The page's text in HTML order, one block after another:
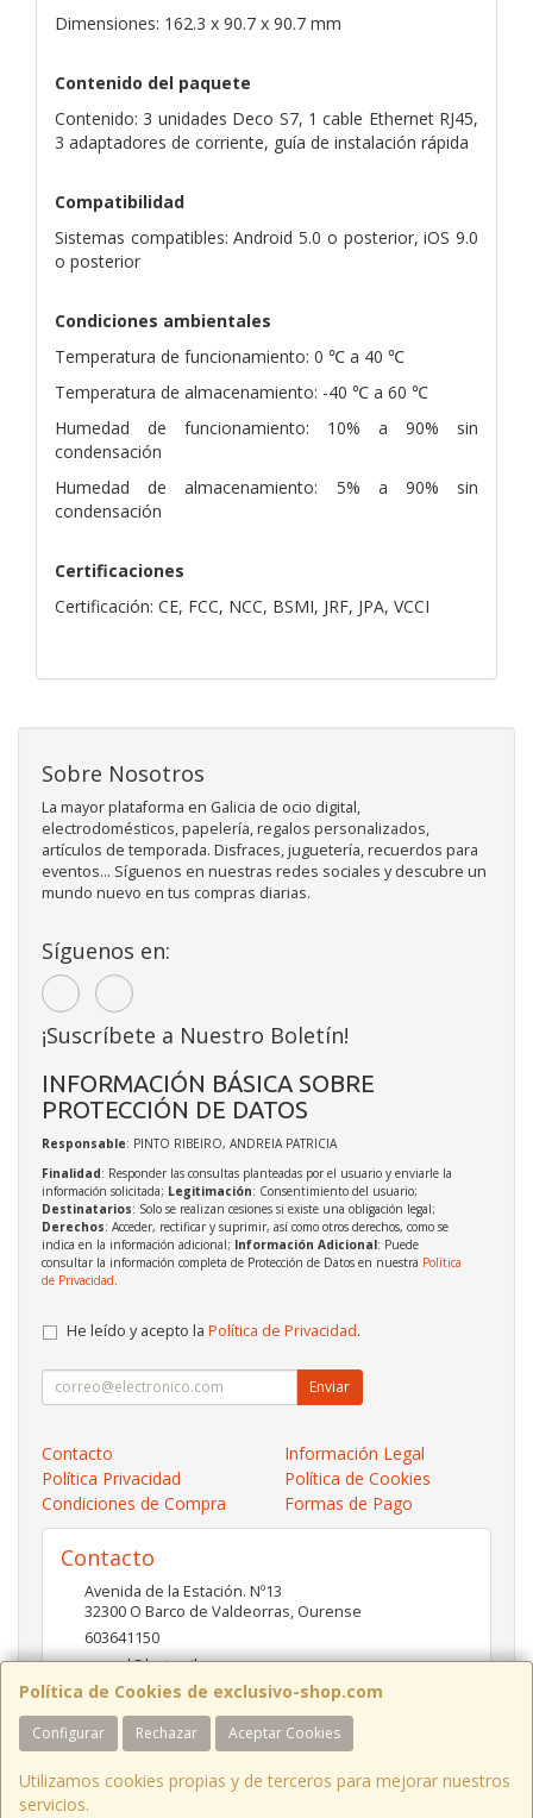
Dimensiones: 162.3 x 90.7 x 90.7 mm
Contenido del paquete
Contenido: 3 unidades Deco S7, 1 cable Ethernet RJ45,
3 adaptadores de corriente, guía de instalación rápida
Compatibilidad
Sistemas compatibles: Android 5.0 o posterior, iOS 9.0
o posterior
Condiciones ambientales
Temperatura de funcionamiento: 0 ℃ a 40 ℃
Temperatura de almacenamiento: -40 ℃ a 60 ℃
Humedad de funcionamiento: 10% a 90% sin
condensación
Humedad de almacenamiento: 5% a 90% sin
condensación
Certificaciones
Certificación: CE, FCC, NCC, BSMI, JRF, JPA, VCCI
Política de Cookies de exclusivo-shop.com
Configurar Rechazar Aceptar Cookies
Utilizamos cookies propias y de terceros para mejorar nuestros
servicios.
Sobre Nosotros
La mayor plataforma en Galicia de ocio digital,
electrodomésticos, papelería, regalos personalizados,
artículos de temporada. Disfraces, juguetería, recuerdos para
eventos... Síguenos en nuestras redes sociales y descubre un
mundo nuevo en tus compras diarias.
Síguenos en:
¡Suscríbete a Nuestro Boletín!
INFORMACIÓN BÁSICA SOBRE
PROTECCIÓN DE DATOS
Responsable: PINTO RIBEIRO, ANDREIA PATRICIA
Finalidad: Responder las consultas planteadas por el usuario y enviarle la
información solicitada; Legitimación: Consentimiento del usuario;
Destinatarios: Solo se realizan cesiones si existe una obligación legal;
Derechos: Acceder, rectificar y suprimir, así como otros derechos, como se
indica en la información adicional; Información Adicional: Puede
consultar la información completa de Protección de Datos en nuestra Política
de Privacidad
He leído y acepto la Política de Privacidad.
Enviar
Contacto
Información Legal
Política Privacidad
Política de Cookies
Condiciones de Compra
Formas de Pago
Contacto
Avenida de la Estación. Nº13
32300 O Barco de Valdeorras, Ourense
603641150
pc-red@hotmail.es
Horario
10:00- 13:30 / 17:00- 20:30